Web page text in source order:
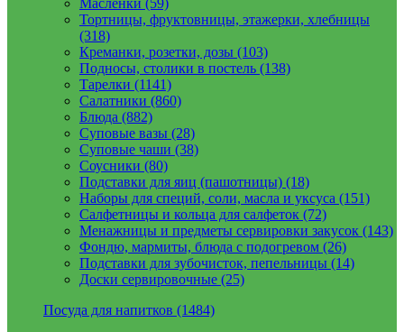
Масленки (59)
Тортницы, фруктовницы, этажерки, хлебницы
(318)
Креманки, розетки, дозы (103)
Подносы, столики в постель (138)
Тарелки (1141)
Салатники (860)
Блюда (882)
Суповые вазы (28)
Суповые чаши (38)
Соусники (80)
Подставки для яиц (пашотницы) (18)
Наборы для специй, соли, масла и уксуса (151)
Салфетницы и кольца для салфеток (72)
Менажницы и предметы сервировки закусок (143)
Фондю, мармиты, блюда с подогревом (26)
Подставки для зубочисток, пепельницы (14)
Доски сервировочные (25)
Посуда для напитков (1484)